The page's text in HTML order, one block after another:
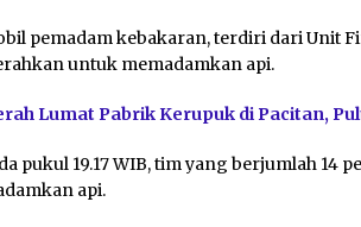
pemadam kebakaran, terdiri dari Unit
untuk memadamkan api.
Lumat Pabrik Kerupuk di Pacitan,
pukul 19.17 WIB, tim yang berjumlah 14
api.